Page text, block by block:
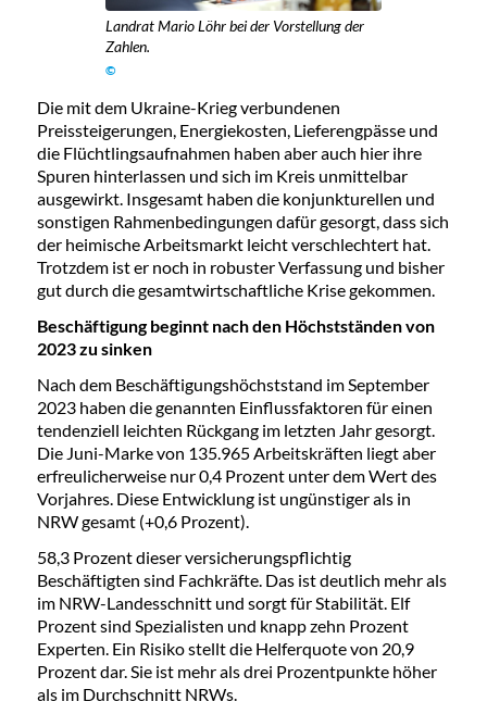
Landrat Mario Löhr bei der Vorstellung der
Zahlen.
©
Die mit dem Ukraine-Krieg verbundenen
Preissteigerungen, Energiekosten, Lieferengpässe und
die Flüchtlingsaufnahmen haben aber auch hier ihre
Spuren hinterlassen und sich im Kreis unmittelbar
ausgewirkt. Insgesamt haben die konjunkturellen und
sonstigen Rahmenbedingungen dafür gesorgt, dass sich
der heimische Arbeitsmarkt leicht verschlechtert hat.
Trotzdem ist er noch in robuster Verfassung und bisher
gut durch die gesamtwirtschaftliche Krise gekommen.
Beschäftigung beginnt nach den Höchstständen von
2023 zu sinken
Nach dem Beschäftigungshöchststand im September
2023 haben die genannten Einflussfaktoren für einen
tendenziell leichten Rückgang im letzten Jahr gesorgt.
Die Juni-Marke von 135.965 Arbeitskräften liegt aber
erfreulicherweise nur 0,4 Prozent unter dem Wert des
Vorjahres. Diese Entwicklung ist ungünstiger als in
NRW gesamt (+0,6 Prozent).
58,3 Prozent dieser versicherungspflichtig
Beschäftigten sind Fachkräfte. Das ist deutlich mehr als
im NRW-Landesschnitt und sorgt für Stabilität. Elf
Prozent sind Spezialisten und knapp zehn Prozent
Experten. Ein Risiko stellt die Helferquote von 20,9
Prozent dar. Sie ist mehr als drei Prozentpunkte höher
als im Durchschnitt NRWs.